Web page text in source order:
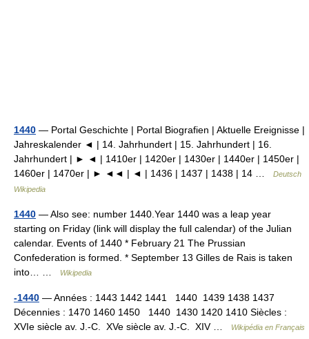
1440 — Portal Geschichte | Portal Biografien | Aktuelle Ereignisse |
Jahreskalender ◄ | 14. Jahrhundert | 15. Jahrhundert | 16.
Jahrhundert | ► ◄ | 1410er | 1420er | 1430er | 1440er | 1450er |
1460er | 1470er | ► ◄◄ | ◄ | 1436 | 1437 | 1438 | 14 …
Deutsch
Wikipedia
1440 — Also see: number 1440.Year 1440 was a leap year
starting on Friday (link will display the full calendar) of the Julian
calendar. Events of 1440 * February 21 The Prussian
Confederation is formed. * September 13 Gilles de Rais is taken
into… …
Wikipedia
-1440 — Années : 1443 1442 1441 1440 1439 1438 1437
Décennies : 1470 1460 1450 1440 1430 1420 1410 Siècles :
XVIe siècle av. J.‑C. XVe siècle av. J.‑C. XIV …
Wikipédia en Français